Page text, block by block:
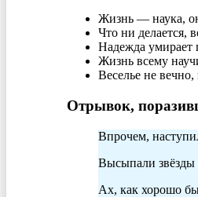
Жизнь — наука,
Что ни делается,
Надежда умирает
Жизнь всему
Веселье не
Отрывок,
Впрочем,
Высыпали звёзды
Ах, как хорошо